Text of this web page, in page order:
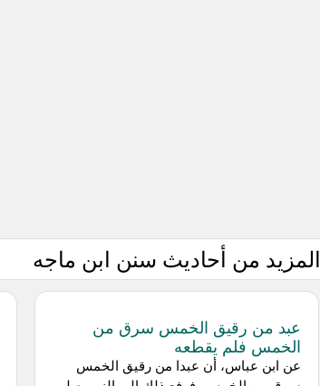
المزيد من أحاديث سنن ابن ماجه
عبد من رقيق الخمس سرق من
الخمس فلم يقطعه
عن ابن عباس، أن عبدا من رقيق الخمس